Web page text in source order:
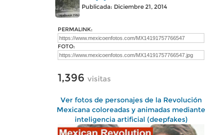
Publicada: Diciembre 21, 2014
PERMALINK:
FOTO:
1,396 visitas
Ver fotos de personajes de la Revolución
Mexicana coloreadas y animadas mediante
inteligencia artificial (deepfakes)